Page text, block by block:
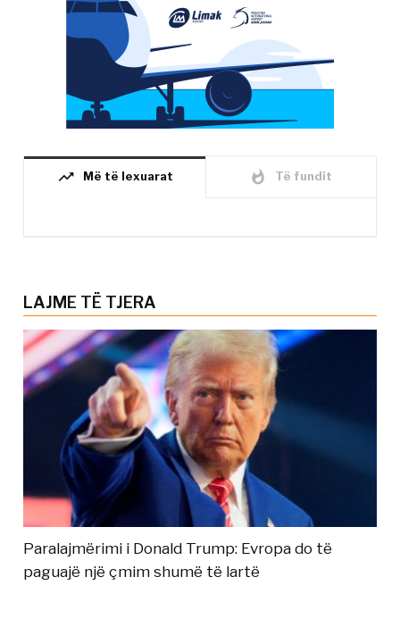
trending_up Më të lexuarat whatshot Të fundit
LAJME TË TJERA
Paralajmërimi i Donald Trump: Evropa do të
paguajë një çmim shumë të lartë